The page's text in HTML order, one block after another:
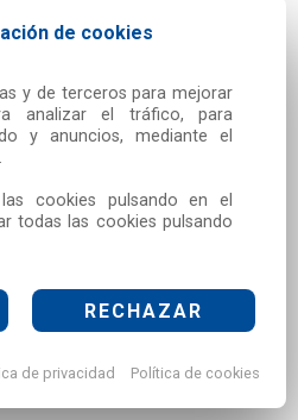
de cookies
y de terceros para mejorar
analizar el tráfico, para
y anuncios, mediante el
cookies pulsando en el
todas las cookies pulsando
RECHAZAR
de privacidad Política de cookies